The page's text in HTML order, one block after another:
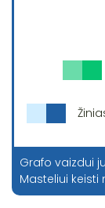
Grafo vaizdui
Masteliui